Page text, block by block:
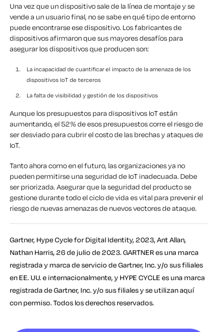
Una vez que un dispositivo sale de la línea de montaje y se
vende a un usuario final, no se sabe en qué tipo de entorno
puede encontrarse ese dispositivo. Los fabricantes de
dispositivos afirmaron que sus mayores desafíos para
asegurar los dispositivos que producen son:
La incapacidad de cuantificar el impacto de la amenaza de los
dispositivos IoT de terceros
La falta de visibilidad y gestión de los dispositivos
Aunque los presupuestos para dispositivos IoT están
aumentando, el 52% de esos presupuestos corre el riesgo de
ser desviado para cubrir el costo de las brechas y ataques de
IoT.
Tanto ahora como en el futuro, las organizaciones ya no
pueden permitirse una seguridad de IoT inadecuada. Debe
ser priorizada. Asegurar que la seguridad del producto se
gestione durante todo el ciclo de vida es vital para prevenir el
riesgo de nuevas amenazas de nuevos vectores de ataque.
Gartner, Hype Cycle for Digital Identity, 2023, Ant Allan,
Nathan Harris, 26 de julio de 2023. GARTNER es una marca
registrada y marca de servicio de Gartner, Inc. y/o sus filiales
en EE. UU. e internacionalmente, y HYPE CYCLE es una marca
registrada de Gartner, Inc. y/o sus filiales y se utilizan aquí
con permiso. Todos los derechos reservados.